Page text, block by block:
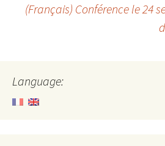
navigation
(Français) Conférence le 24
Language: